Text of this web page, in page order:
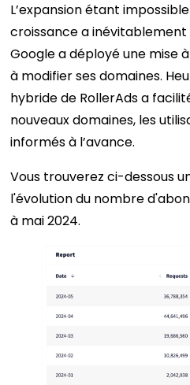
L’expansion étant
croissance a
Google a déployé une mise
à modifier ses domaines.
hybride de RollerAds a
nouveaux domaines, les
informés à l’avance.
Vous trouverez ci-dessous
l'évolution du nombre
à mai 2024.